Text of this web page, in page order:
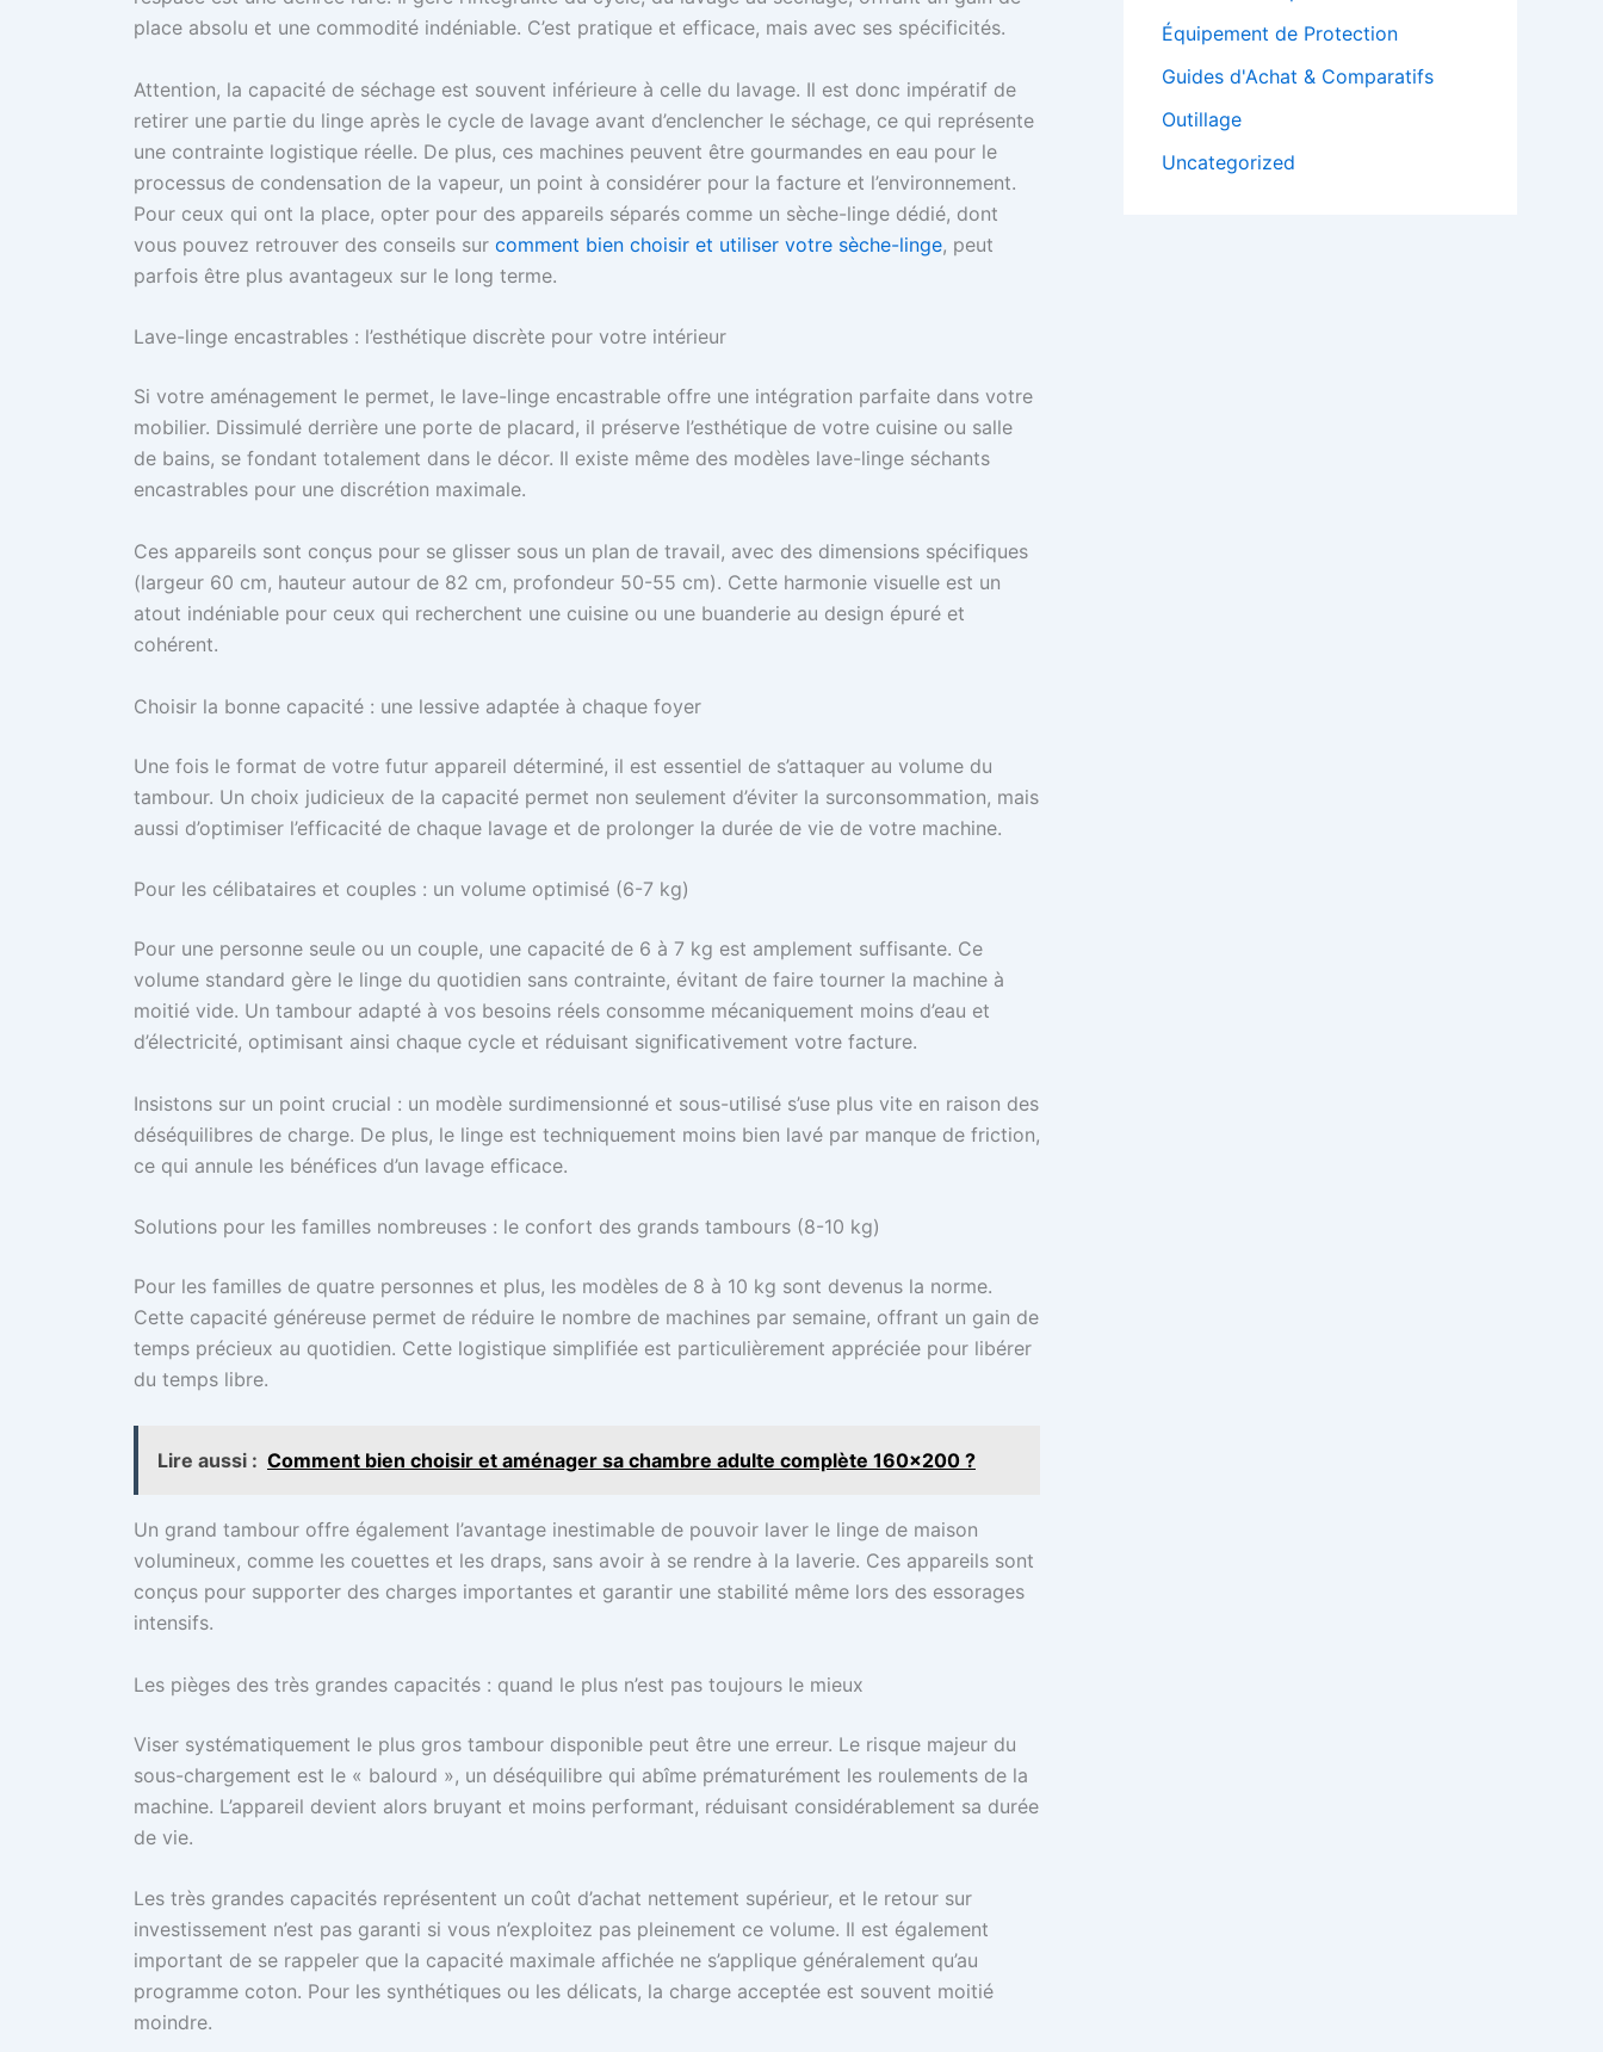
place absolu et une commodité indéniable. C’est pratique et efficace, mais avec ses spécificités.
Attention, la capacité de séchage est souvent inférieure à celle du lavage. Il est donc impératif de
retirer une partie du linge après le cycle de lavage avant d’enclencher le séchage, ce qui représente
une contrainte logistique réelle. De plus, ces machines peuvent être gourmandes en eau pour le
processus de condensation de la vapeur, un point à considérer pour la facture et l’environnement.
Pour ceux qui ont la place, opter pour des appareils séparés comme un sèche-linge dédié, dont
vous pouvez retrouver des conseils sur comment bien choisir et utiliser votre sèche-linge, peut
parfois être plus avantageux sur le long terme.
Lave-linge encastrables : l’esthétique discrète pour votre intérieur
Si votre aménagement le permet, le lave-linge encastrable offre une intégration parfaite dans votre
mobilier. Dissimulé derrière une porte de placard, il préserve l’esthétique de votre cuisine ou salle
de bains, se fondant totalement dans le décor. Il existe même des modèles lave-linge séchants
encastrables pour une discrétion maximale.
Ces appareils sont conçus pour se glisser sous un plan de travail, avec des dimensions spécifiques
(largeur 60 cm, hauteur autour de 82 cm, profondeur 50-55 cm). Cette harmonie visuelle est un
atout indéniable pour ceux qui recherchent une cuisine ou une buanderie au design épuré et
cohérent.
Choisir la bonne capacité : une lessive adaptée à chaque foyer
Une fois le format de votre futur appareil déterminé, il est essentiel de s’attaquer au volume du
tambour. Un choix judicieux de la capacité permet non seulement d’éviter la surconsommation, mais
aussi d’optimiser l’efficacité de chaque lavage et de prolonger la durée de vie de votre machine.
Pour les célibataires et couples : un volume optimisé (6-7 kg)
Pour une personne seule ou un couple, une capacité de 6 à 7 kg est amplement suffisante. Ce
volume standard gère le linge du quotidien sans contrainte, évitant de faire tourner la machine à
moitié vide. Un tambour adapté à vos besoins réels consomme mécaniquement moins d’eau et
d’électricité, optimisant ainsi chaque cycle et réduisant significativement votre facture.
Insistons sur un point crucial : un modèle surdimensionné et sous-utilisé s’use plus vite en raison des
déséquilibres de charge. De plus, le linge est techniquement moins bien lavé par manque de friction,
ce qui annule les bénéfices d’un lavage efficace.
Solutions pour les familles nombreuses : le confort des grands tambours (8-10 kg)
Pour les familles de quatre personnes et plus, les modèles de 8 à 10 kg sont devenus la norme.
Cette capacité généreuse permet de réduire le nombre de machines par semaine, offrant un gain de
temps précieux au quotidien. Cette logistique simplifiée est particulièrement appréciée pour libérer
du temps libre.
Lire aussi : Comment bien choisir et aménager sa chambre adulte complète 160x200 ?
Un grand tambour offre également l’avantage inestimable de pouvoir laver le linge de maison
volumineux, comme les couettes et les draps, sans avoir à se rendre à la laverie. Ces appareils sont
conçus pour supporter des charges importantes et garantir une stabilité même lors des essorages
intensifs.
Les pièges des très grandes capacités : quand le plus n’est pas toujours le mieux
Viser systématiquement le plus gros tambour disponible peut être une erreur. Le risque majeur du
sous-chargement est le « balourd », un déséquilibre qui abîme prématurément les roulements de la
machine. L’appareil devient alors bruyant et moins performant, réduisant considérablement sa durée
de vie.
Les très grandes capacités représentent un coût d’achat nettement supérieur, et le retour sur
investissement n’est pas garanti si vous n’exploitez pas pleinement ce volume. Il est également
important de se rappeler que la capacité maximale affichée ne s’applique généralement qu’au
programme coton. Pour les synthétiques ou les délicats, la charge acceptée est souvent moitié
moindre.
Équipement de Protection
Guides d'Achat & Comparatifs
Outillage
Uncategorized